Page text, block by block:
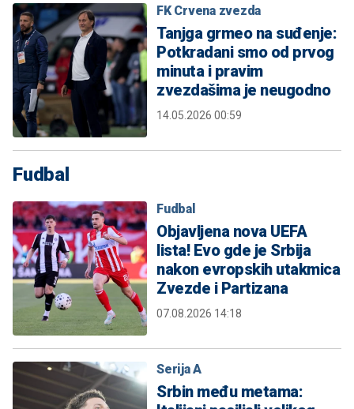
FK Crvena zvezda
Tanjga grmeo na suđenje:
Potkradani smo od prvog
minuta i pravim
zvezdašima je neugodno
14.05.2026 00:59
Fudbal
Fudbal
Objavljena nova UEFA
lista! Evo gde je Srbija
nakon evropskih utakmica
Zvezde i Partizana
07.08.2026 14:18
Serija A
Srbin među metama: